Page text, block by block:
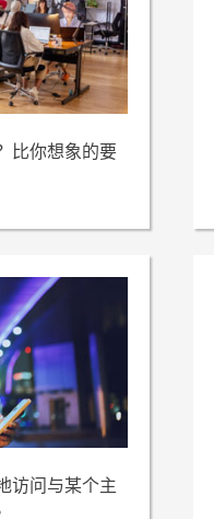
比你想象的要
访问与某个主